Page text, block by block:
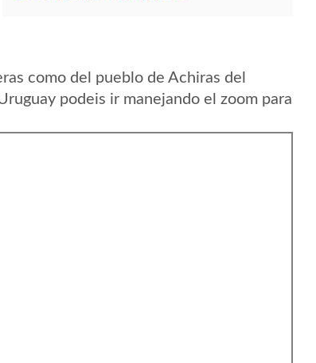
como del pueblo de Achiras del
podeis ir manejando el zoom para